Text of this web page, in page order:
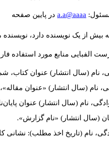
a.a@aaaa در پايين صفحه
بیش از یک نویسنده دارد،
الفبایی منابع مورد استفاده
نام (سال انتشار) عنوان کتاب،
نام (سال انتشار) «عنوان
نام (سال انتشار) عنوان
(سال انتشار) «نام گزارش».
نام (تاریخ اخذ مطلب):